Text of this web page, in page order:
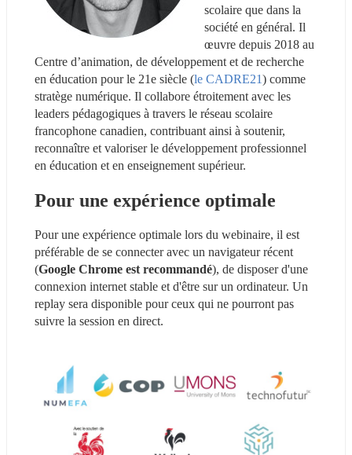
scolaire que dans la
société en général. Il
œuvre depuis 2018 au
Centre d’animation, de développement et de recherche
en éducation pour le 21e siècle (le CADRE21) comme
stratège numérique. Il collabore étroitement avec les
leaders pédagogiques à travers le réseau scolaire
francophone canadien, contribuant ainsi à soutenir,
reconnaître et valoriser le développement professionnel
en éducation et en enseignement supérieur.
Pour une expérience optimale
Pour une expérience optimale lors du webinaire, il est
préférable de se connecter avec un navigateur récent
(Google Chrome est recommandé), de disposer d'une
connexion internet stable et d'être sur un ordinateur. Un
replay sera disponible pour ceux qui ne pourront pas
suivre la session en direct.